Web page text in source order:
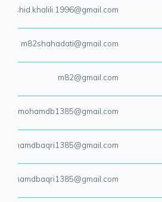
farshid.khalili.1996@gmail.com
m82shahadati@gmail.com
m82@gmail.com
Amirmohamdb1385@gmail.com